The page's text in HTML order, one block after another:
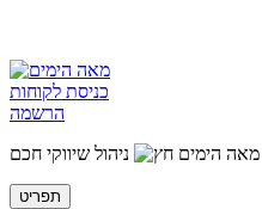
כניסת לקוחות
הרשמה
מאה הימים
ניהול שיווקי חכם
תפריט